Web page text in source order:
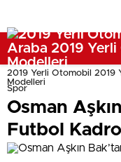
2019 Yerli Otomobil 2019
Modelleri
Spor
Osman
Futbol